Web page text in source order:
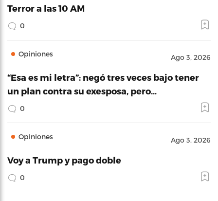
Terror a las 10 AM
0
Opiniones Ago 3, 2026
“Esa es mi letra”: negó tres veces bajo tener
un plan contra su exesposa, pero…
0
Opiniones Ago 3, 2026
Voy a Trump y pago doble
0